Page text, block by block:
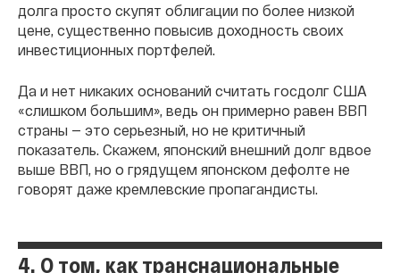
долга просто скупят облигации по более низкой
цене, существенно повысив доходность своих
инвестиционных портфелей.
Да и нет никаких оснований считать госдолг США
«слишком большим», ведь он примерно равен ВВП
страны — это серьезный, но не критичный
показатель. Скажем, японский внешний долг вдвое
выше ВВП, но о грядущем японском дефолте не
говорят даже кремлевские пропагандисты.
4. О том, как транснациональные